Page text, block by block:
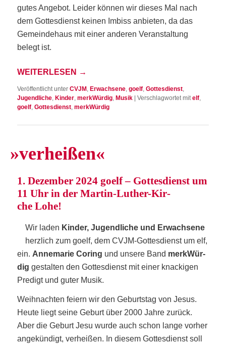
gutes Ange­bot. Lei­der kön­nen wir die­ses Mal nach
dem Got­tes­dienst kei­nen Imbiss anbie­ten, da das
Gemein­de­haus mit einer ande­ren Ver­an­stal­tung
belegt ist.
WEI­TER­LE­SEN →
Veröffentlicht unter CVJM , Erwachsene,goelf,Gottesdienst,
Jugendliche, Kinder,merkWürdig, Musik |Verschlagwortet mit elf,
goelf,Gottesdienst,merkWürdig
»ver­hei­ßen«
1. Dezem­ber 2024 goelf – Got­tes­dienst um
11 Uhr in der Mar­tin-Luther-Kir­
che Lohe!
Wir laden Kin­der, Jugend­li­che und Erwach­se­ne
herz­lich zum goelf, dem CVJM-Got­tes­dienst um elf,
ein. Anne­ma­rie Coring und unse­re Band merk­Wür­
dig gestal­ten den Got­tes­dienst mit einer kna­cki­gen
Pre­digt und guter Musik.
Weih­nach­ten fei­ern wir den Geburts­tag von Jesus.
Heu­te liegt sei­ne Geburt über 2000 Jah­re zurück.
Aber die Geburt Jesu wur­de auch schon lan­ge vor­her
ange­kün­digt, ver­hei­ßen. In die­sem Got­tes­dienst soll